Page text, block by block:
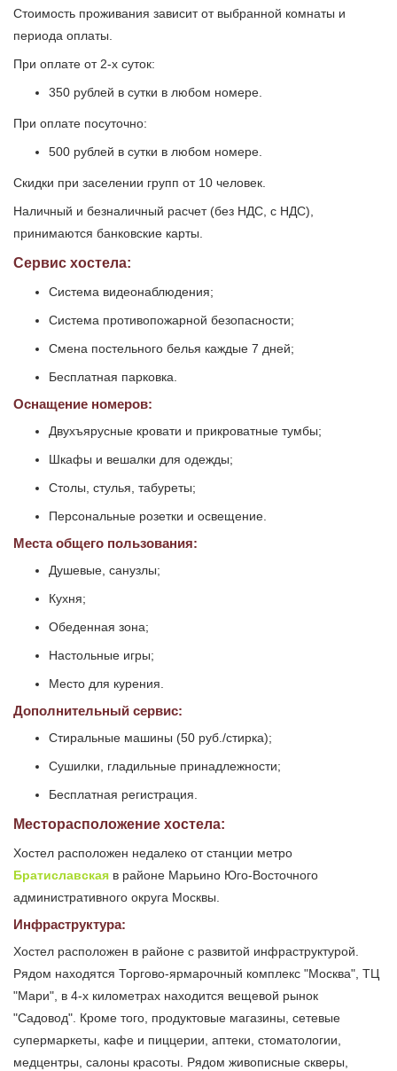
Стоимость проживания зависит от выбранной комнаты и
периода оплаты.
При оплате от 2-х суток:
350 рублей в сутки в любом номере.
При оплате посуточно:
500 рублей в сутки в любом номере.
Скидки при заселении групп от 10 человек.
Наличный и безналичный расчет (без НДС, с НДС),
принимаются банковские карты.
Сервис хостела:
Система видеонаблюдения;
Система противопожарной безопасности;
Смена постельного белья каждые 7 дней;
Бесплатная парковка.
Оснащение номеров:
Двухъярусные кровати и прикроватные тумбы;
Шкафы и вешалки для одежды;
Столы, стулья, табуреты;
Персональные розетки и освещение.
Места общего пользования:
Душевые, санузлы;
Кухня;
Обеденная зона;
Настольные игры;
Место для курения.
Дополнительный сервис:
Стиральные машины (50 руб./стирка);
Сушилки, гладильные принадлежности;
Бесплатная регистрация.
Месторасположение хостела:
Хостел расположен недалеко от станции метро
Братиславская в районе Марьино Юго-Восточного
административного округа Москвы.
Инфраструктура:
Хостел расположен в районе с развитой инфраструктурой.
Рядом находятся Торгово-ярмарочный комплекс "Москва", ТЦ
"Мари", в 4-х километрах находится вещевой рынок
"Садовод". Кроме того, продуктовые магазины, сетевые
супермаркеты, кафе и пиццерии, аптеки, стоматологии,
медцентры, салоны красоты. Рядом живописные скверы,